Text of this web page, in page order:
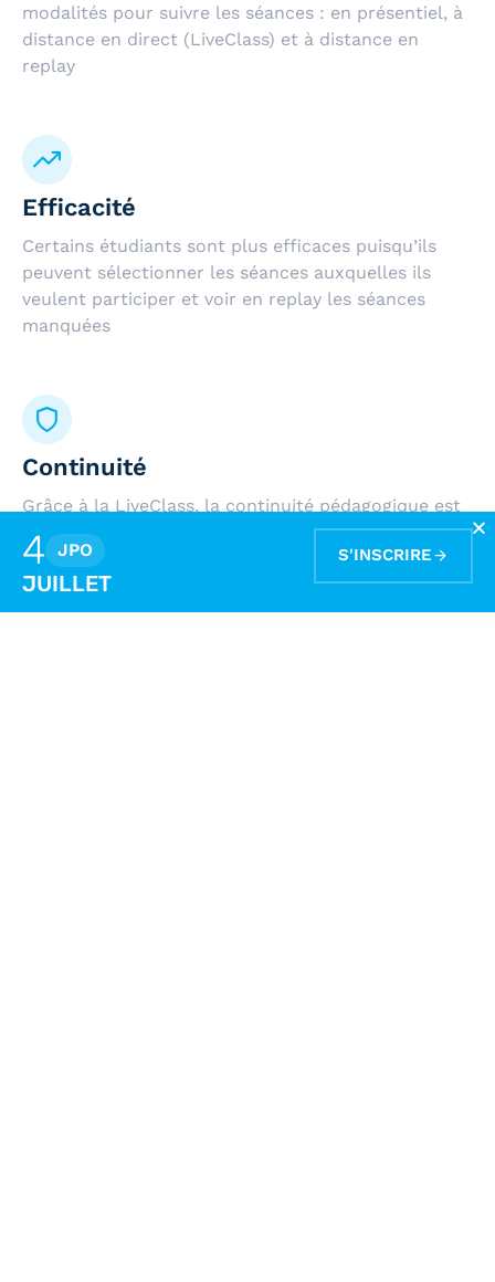
modalités pour suivre les séances : en présentiel, à
distance en direct (LiveClass) et à distance en
replay
Efficacité
Certains étudiants sont plus efficaces puisqu’ils
peuvent sélectionner les séances auxquelles ils
veulent participer et voir en replay les séances
manquées
Continuité
Grâce à la LiveClass, la continuité pédagogique est
assurée de manière optimale, tout au long de
l’année grâce à des classes virtuelles aux
fonctionnalités innovantes
4 JPO
JUILLET
S'INSCRIRE